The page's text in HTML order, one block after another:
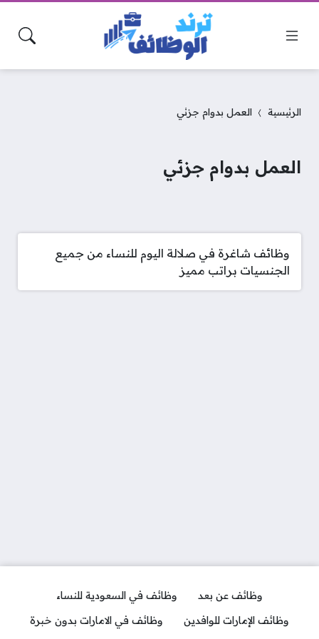
الرئيسية العمل بدوام جزئي
العمل بدوام جزئي
وظائف شاغرة في صلالة اليوم للنساء من جميع
الجنسيات براتب مميز
وظائف عن بعد
وظائف في السعودية للنساء
وظائف الإمارات للوافدين
وظائف في الامارات بدون خبرة